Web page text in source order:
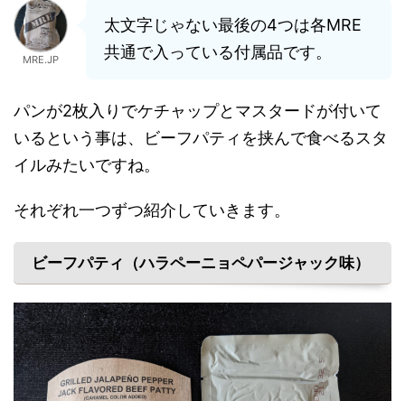
MRE.JP
太文字じゃない最後の4つは各MRE
共通で入っている付属品です。
パンが2枚入りでケチャップとマスタードが付いて
いるという事は、ビーフパティを挟んで食べるスタ
イルみたいですね。
それぞれ一つずつ紹介していきます。
ビーフパティ（ハラペーニョペパージャック味）